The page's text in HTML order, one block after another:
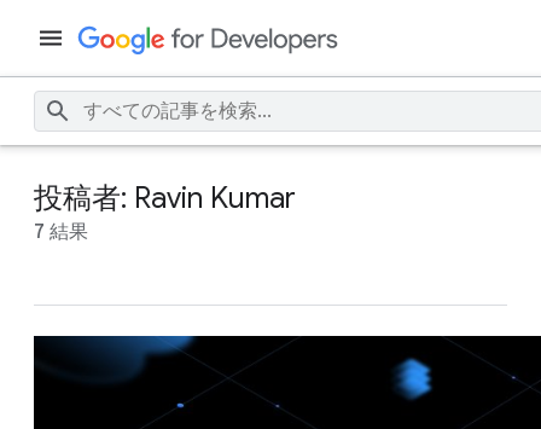
投稿者: Ravin Kumar
7 結果